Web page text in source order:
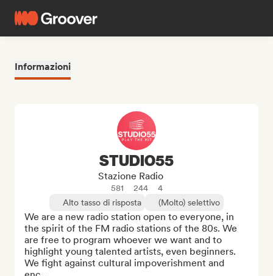
Informazioni
STUDIO55
Stazione Radio
581 244
4
Alto tasso di risposta
(Molto) selettivo
We are a new radio station open to everyone, in
the spirit of the FM radio stations of the 80s. We
are free to program whoever we want and to
highlight young talented artists, even beginners.
We fight against cultural impoverishment and